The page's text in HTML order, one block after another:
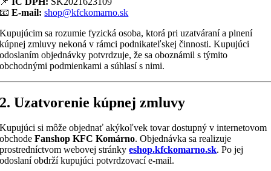
📧E-mail: shop@kfckomarno.sk
Kupujúcim sa rozumie fyzická osoba, ktorá pri uzatváraní a plnení
kúpnej zmluvy nekoná v rámci podnikateľskej činnosti. Kupujúci
odoslaním objednávky potvrdzuje, že sa oboznámil s týmito
obchodnými podmienkami a súhlasí s nimi.
2. Uzatvorenie kúpnej zmluvy
Kupujúci si môže objednať akýkoľvek tovar dostupný v internetovom
obchodeFanshop KFC Komárno. Objednávka sa realizuje
prostredníctvom webovej stránkyeshop.kfckomarno.sk. Po jej
odoslaní obdrží kupujúci potvrdzovací e-mail.